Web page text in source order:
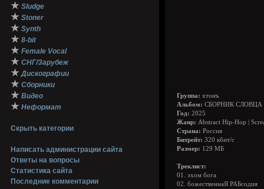
★ Sludge
★ Stoner
★ Synth
★ 8-bit
★ Female Vocal
★ СНГ/Зарубеж
★ Дискографии
★ Сборники
★ Видео
★ Неформат
Скрыть категории
Написать администрации сайта
Ответы на вопросы
Статистика сайта
Последние комментарии
Группа: хтонъ
Альбом: СБОРНИК
Год: 2025
Жанр: Abstract Hip-Hop |
Страна: Россия
Битрейт: 320 кбит/с
Размер: 129 МБ
Треклист:
01. эхом бога
02. божественнаЯ РАБсодия